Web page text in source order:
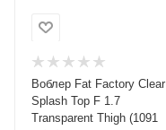
Clear Splash Top
поппер
Длина приманки, мм
20
Воблер Fat Factory Clear
Splash Top F 1.7
Transparent Thigh (1091